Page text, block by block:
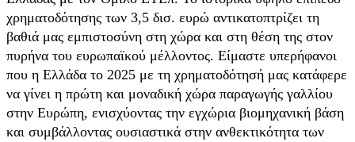
χρηματοδότησης των 3,5 δισ. ευρώ αντικατοπτρίζει τη
βαθιά μας εμπιστοσύνη στη χώρα και στη θέση της στον
πυρήνα του ευρωπαϊκού μέλλοντος. Είμαστε υπερήφανοι
που η Ελλάδα το 2025 με τη χρηματοδότησή μας κατάφερε
να γίνει η πρώτη και μοναδική χώρα παραγωγής γαλλίου
στην Ευρώπη, ενισχύοντας την εγχώρια βιομηχανική βάση
και συμβάλλοντας ουσιαστικά στην ανθεκτικότητα των